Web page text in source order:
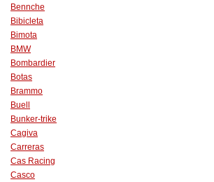
Bennche
Bibicleta
Bimota
BMW
Bombardier
Botas
Brammo
Buell
Bunker-trike
Cagiva
Carreras
Cas Racing
Casco